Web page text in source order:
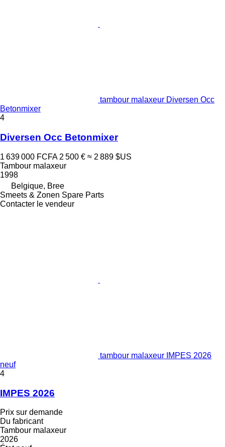
tambour malaxeur Diversen Occ
Betonmixer
4
Diversen Occ Betonmixer
1 639 000 FCFA 2 500 € ≈ 2 889 $US
Tambour malaxeur
1998
Belgique, Bree
Smeets & Zonen Spare Parts
Contacter le vendeur
tambour malaxeur IMPES 2026
neuf
4
IMPES 2026
Prix sur demande
Du fabricant
Tambour malaxeur
2026